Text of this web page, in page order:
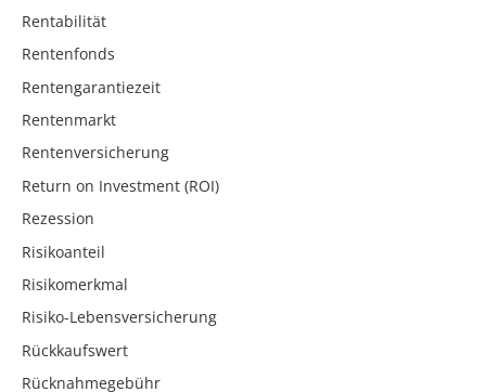
Rentabilität
Rentenfonds
Rentengarantiezeit
Rentenmarkt
Rentenversicherung
Return on Investment (ROI)
Rezession
Risikoanteil
Risikomerkmal
Risiko-Lebensversicherung
Rückkaufswert
Rücknahmegebühr